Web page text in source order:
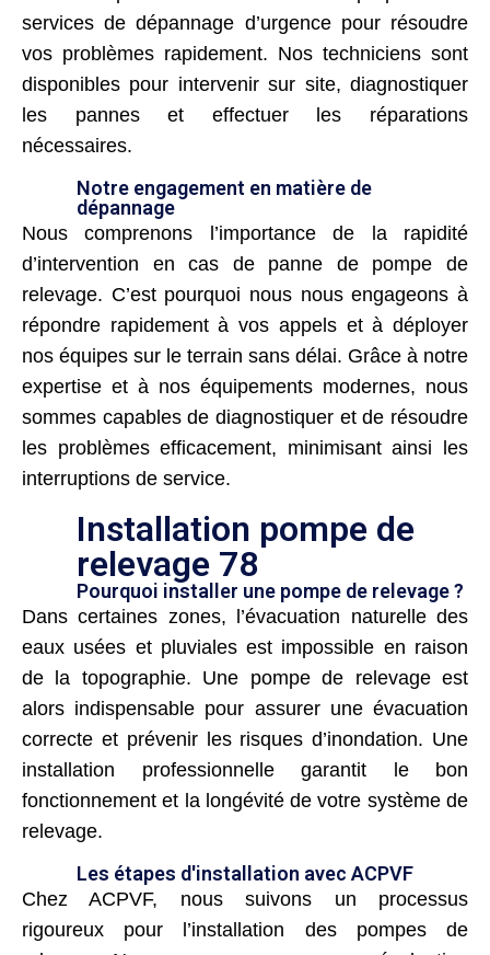
services de dépannage d’urgence pour résoudre
vos problèmes rapidement. Nos techniciens sont
disponibles pour intervenir sur site, diagnostiquer
les pannes et effectuer les réparations
nécessaires.
Notre engagement en matière de
dépannage
Nous comprenons l’importance de la rapidité
d’intervention en cas de panne de pompe de
relevage. C’est pourquoi nous nous engageons à
répondre rapidement à vos appels et à déployer
nos équipes sur le terrain sans délai. Grâce à notre
expertise et à nos équipements modernes, nous
sommes capables de diagnostiquer et de résoudre
les problèmes efficacement, minimisant ainsi les
interruptions de service.
Installation pompe de
relevage 78
Pourquoi installer une pompe de relevage ?
Dans certaines zones, l’évacuation naturelle des
eaux usées et pluviales est impossible en raison
de la topographie. Une pompe de relevage est
alors indispensable pour assurer une évacuation
correcte et prévenir les risques d’inondation. Une
installation professionnelle garantit le bon
fonctionnement et la longévité de votre système de
relevage.
Les étapes d'installation avec ACPVF
Chez ACPVF, nous suivons un processus
rigoureux pour l’installation des pompes de